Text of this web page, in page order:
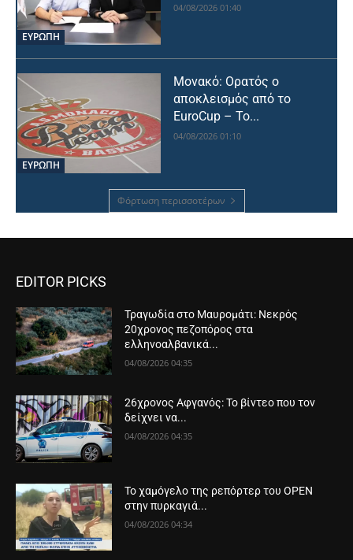
ΕΥΡΩΠΗ
04/08/2026 01:40
ΕΥΡΩΠΗ
Μονακό: Ορατός ο
αποκλεισμός από το
EuroCup – Το...
04/08/2026 01:10
Φόρτωση περισσοτέρων
EDITOR PICKS
Τραγωδία στο Μαυρομάτι: Νεκρός
20χρονος πεζοπόρος στα
ελληνοαλβανικά...
04/08/2026 04:35
26χρονος Αφγανός: Το βίντεο που τον
δείχνει να...
04/08/2026 04:35
Το χαμόγελο της ρεπόρτερ του OPEN
στην πυρκαγιά...
04/08/2026 04:34